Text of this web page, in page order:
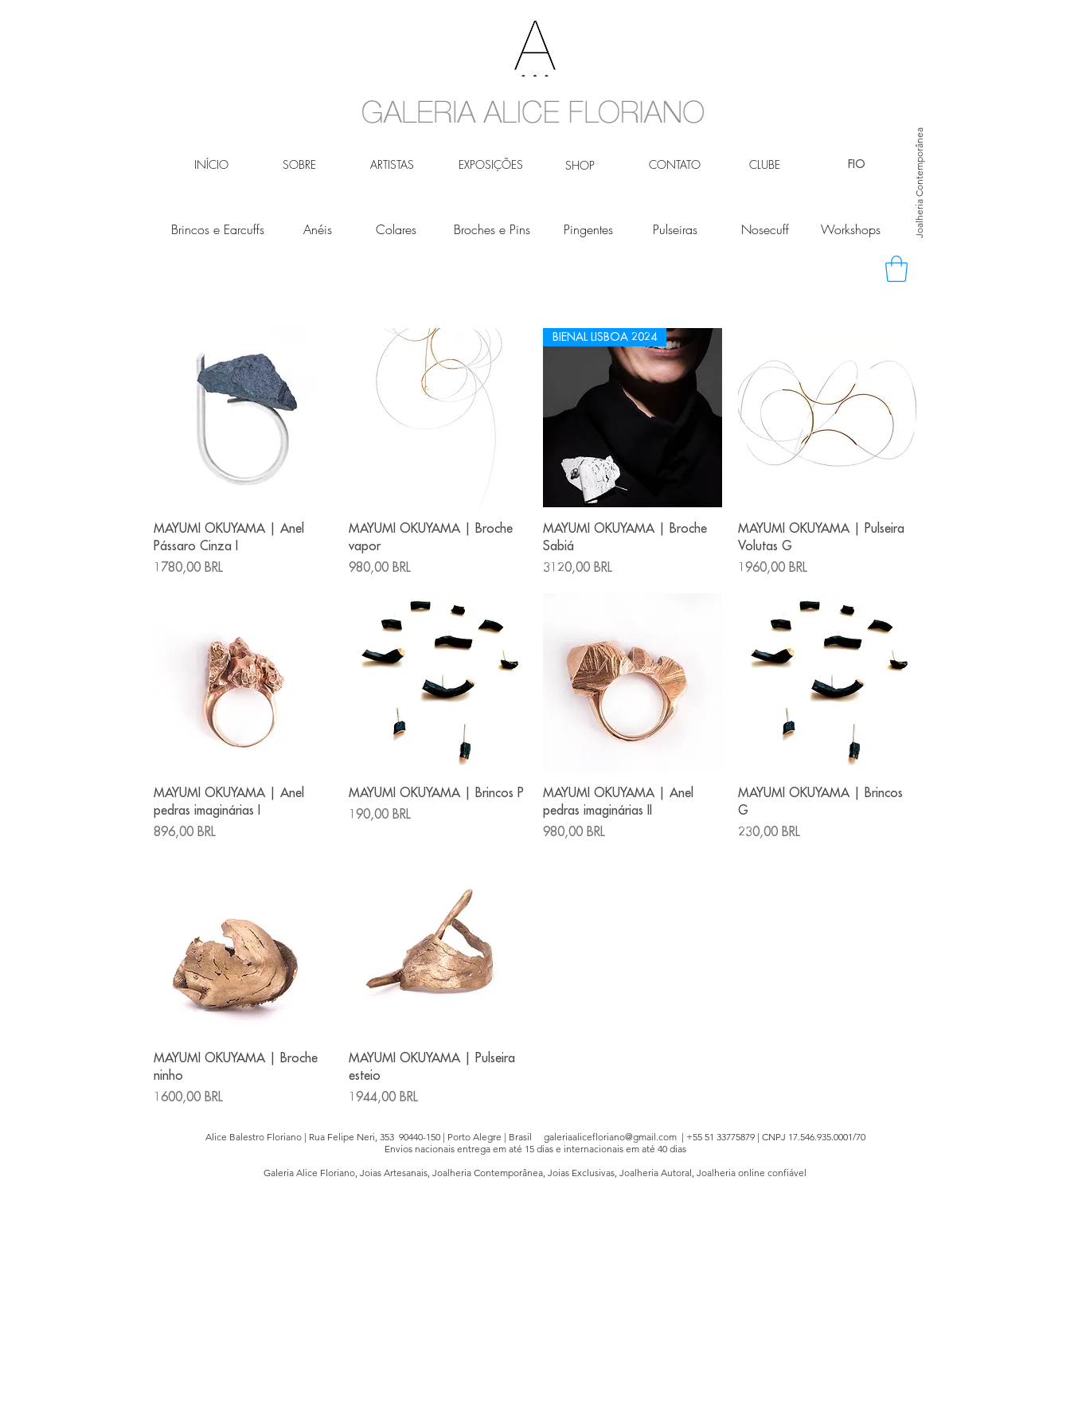
INÍCIO SOBRE ARTISTAS EXPOSIÇÕES SHOP CONTATO CLUBE Joalheria Contemporânea
FIO
Brincos e Earcuffs Anéis Colares Broches e Pins Pingentes Pulseiras Nosecuff Workshops
Vista rápida
MAYUMI OKUYAMA | Anel
Pássaro Cinza I
Precio
1780,00 BRL
Vista rápida
MAYUMI OKUYAMA | Broche
vapor
Precio
980,00 BRL
Vista rápida
BIENAL LISBOA 2024
MAYUMI OKUYAMA | Broche
Sabiá
Precio
3120,00 BRL
Vista rápida
MAYUMI OKUYAMA | Pulseira
Volutas G
Precio
1960,00 BRL
Vista rápida
MAYUMI OKUYAMA | Anel
pedras imaginárias I
Precio
896,00 BRL
Vista rápida
MAYUMI OKUYAMA | Brincos P
Precio
190,00 BRL
Vista rápida
MAYUMI OKUYAMA | Anel
pedras imaginárias II
Precio
980,00 BRL
Vista rápida
MAYUMI OKUYAMA | Brincos
G
Precio
230,00 BRL
Vista rápida
MAYUMI OKUYAMA | Broche
ninho
Precio
1600,00 BRL
Vista rápida
MAYUMI OKUYAMA | Pulseira
esteio
Precio
1944,00 BRL
Alice Balestro Floriano | Rua Felipe Neri, 353 90440-150 | Porto Alegre | Brasil galeriaalicefloriano@gmail.com| +55 51 33775879 | CNPJ 17.546.935.0001/70
Envios nacionais entrega em até 15 dias e internacionais em até 40 dias
Galeria Alice Floriano, Joias Artesanais, Joalheria Contemporânea, Joias Exclusivas, Joalheria Autoral, Joalheria online confiável